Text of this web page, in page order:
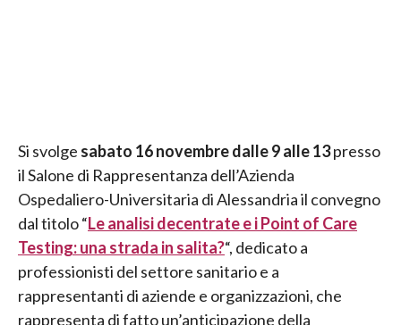
Si svolge sabato 16 novembre dalle 9 alle 13presso
il Salone di Rappresentanza dell’Azienda
Ospedaliero-Universitaria di Alessandria il convegno
dal titolo “Le analisi decentrate e i Point of Care
Testing: una strada in salita?“, dedicato a
professionisti del settore sanitario e a
rappresentanti di aziende e organizzazioni, che
rappresenta di fatto un’anticipazione della